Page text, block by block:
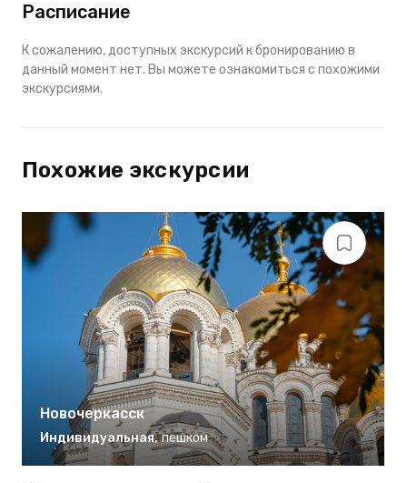
Расписание
К сожалению, доступных экскурсий к бронированию в
данный момент нет. Вы можете ознакомиться с похожими
экскурсиями.
Похожие экскурсии
Новочеркасск
Индивидуальная, пешком